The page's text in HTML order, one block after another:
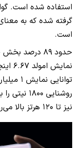
گرفته شده که به
است.
حدود ۸۹
روشنایی
نیز تا ۱۲۰ هرتز بالا می‌رود.